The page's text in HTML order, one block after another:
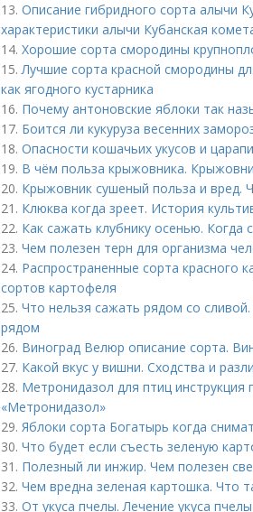
13. Описание гибридного сорта алычи
характеристики алычи Кубанская
14. Хорошие сорта смородины
15.Лучшие сорта красной смородины
как ягодного кустарника
16. Почему антоновские яблоки так
17. Боится ли кукуруза весенних
18. Опасности кошачьих укусов и
19. В чём польза крыжовника.
20. Крыжовник сушеный польза и вред.
21. Клюква когда зреет. История
22. Как сажать клубнику осенью. Когда
23. Чем полезен терн для организма
24. Распространенные сорта красного
сортов картофеля
25. Что нельзя сажать рядом со
рядом
26. Виноград Велюр описание сорта.
27. Какой вкус у вишни. Сходства и
28. Метронидазол для птиц
«Метронидазол»
29. Яблоки сорта Богатырь когда
30. Что будет если съесть зеленую
31. Полезный ли инжир. Чем полезен
32. Чем вредна зеленая картошка. Что
33. От укуса пчелы. Лечение укуса